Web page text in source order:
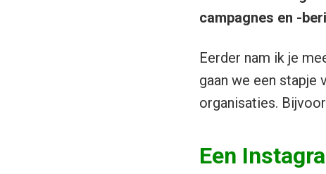
campagnes en -
Eerder nam ik je
gaan we een
organisaties.
Een